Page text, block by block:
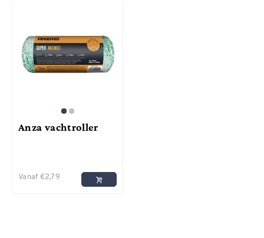
Anza vachtroller
Vanaf €2,79